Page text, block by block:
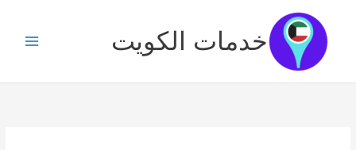
المحتوى
خدمات الكويت